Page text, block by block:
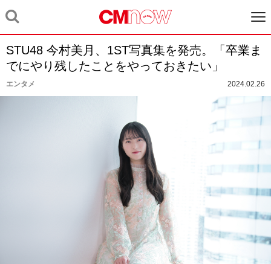
STU48 今村美月、1ST写真集を発売。「卒業ま
でにやり残したことをやっておきたい」
エンタメ 2024.02.26